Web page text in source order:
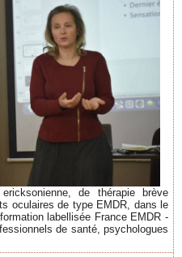
de thérapie brève
oculaires de type EMDR, dans le
labellisée France EMDR -
de santé, psychologues